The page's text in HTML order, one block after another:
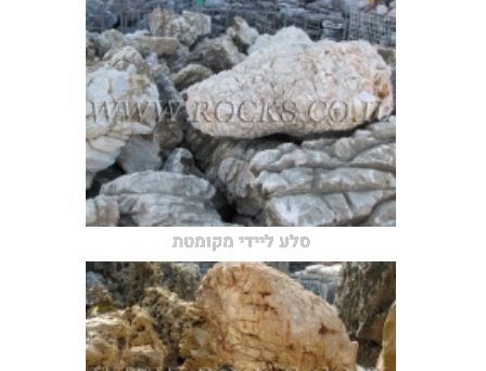
סלע ליידי מקומטת